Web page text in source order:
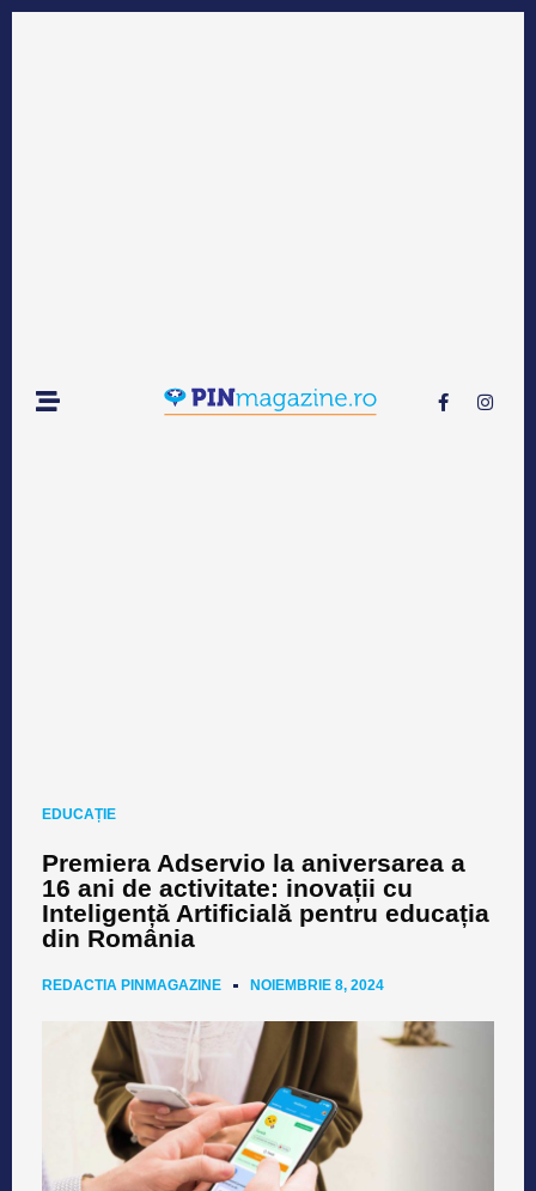
EDUCAȚIE
Premiera Adservio la aniversarea a
16 ani de activitate: inovații cu
Inteligență Artificială pentru educația
din România
REDACTIA PINMAGAZINE NOIEMBRIE 8, 2024